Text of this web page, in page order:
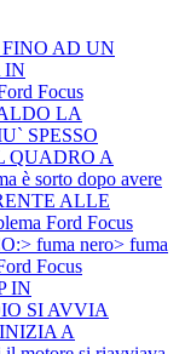
FINO AD UN
IN
Focus
LA
SPESSO
QUADRO A
è sorto dopo avere
ALLE
Ford Focus
fuma nero> fuma
Focus
IN
SI AVVIA
A